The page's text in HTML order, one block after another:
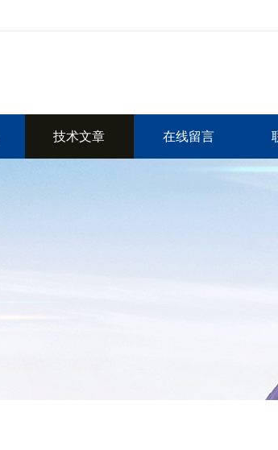
技术文章 在线留言